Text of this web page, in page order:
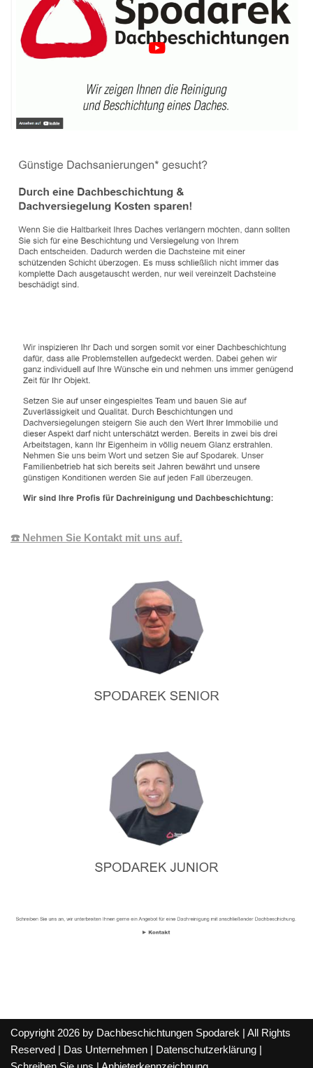
☎️ Nehmen Sie Kontakt mit uns auf.
Copyright 2026 by Dachbeschichtungen Spodarek | All Rights
Reserved |
Das Unternehmen Datenschutzerklärung